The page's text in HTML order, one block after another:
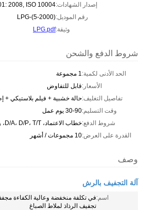
إصدار الشهادات:2008, ISO 10004
رقم الموديل:LPG-(5-2000)
وثيقة:LPG.pdf
شروط الدفع والشحن
الحد الأدنى لكمية:1 مجموعة
الأسعار:قابل للتفاوض
تفاصيل التغليف:حالة خشبية + فيلم بلاستيكي +
وقت التسليم:30-90 يوم عمل
شروط الدفع:خطاب الاعتماد، D/A، D/P، T/T، ويسترن يونيون، موني جرام
القدرة على العرض:10 مجموعات / أشهر
وصف
آلة التجفيف بالرش
اسم:في تكلفة منخفضة وعالية الكفاءة
تجفيف الرذاذ لملاط الصباغ